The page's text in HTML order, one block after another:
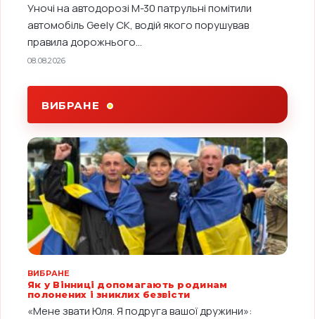
Уночі на автодорозі М-30 патрульні помітили
автомобіль Geely CK, водій якого порушував
правила дорожнього...
08.08.2026
ВИБРАНЕ
ВИБРАНЕ
Як у Вінниці допомагають родинам
полонених і зниклих безвісти
«Мене звати Юля. Я подруга вашої дружини»: